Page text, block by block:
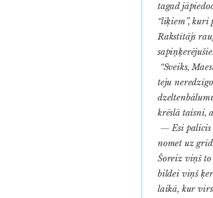
tagad
“līķiem”,
Rakstītājs
“Sveiks,
teju
krēslā taisni,
— Esi palicis
nomet uz
Šoreiz viņš
bildei viņš
laikā, kur virs